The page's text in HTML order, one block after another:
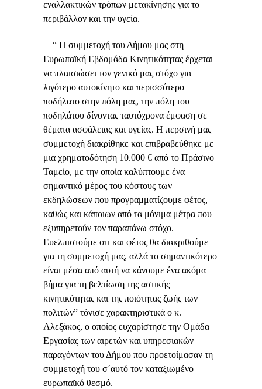
εναλλακτικών τρόπων μετακίνησης για το
περιβάλλον και την υγεία.
“ Η συμμετοχή του Δήμου μας στη
Ευρωπαϊκή Εβδομάδα Κινητικότητας έρχεται
να πλαισιώσει τον γενικό μας στόχο για
λιγότερο αυτοκίνητο και περισσότερο
ποδήλατο στην πόλη μας, την πόλη του
ποδηλάτου δίνοντας ταυτόχρονα έμφαση σε
θέματα ασφάλειας και υγείας. Η περσινή μας
συμμετοχή διακρίθηκε και επιβραβεύθηκε με
μια χρηματοδότηση 10.000 € από το Πράσινο
Ταμείο, με την οποία καλύπτουμε ένα
σημαντικό μέρος του κόστους των
εκδηλώσεων που προγραμματίζουμε φέτος,
καθώς και κάποιων από τα μόνιμα μέτρα που
εξυπηρετούν τον παραπάνω στόχο.
Ευελπιστούμε οτι και φέτος θα διακριθούμε
για τη συμμετοχή μας, αλλά το σημαντικότερο
είναι μέσα από αυτή να κάνουμε ένα ακόμα
βήμα για τη βελτίωση της αστικής
κινητικότητας και της ποιότητας ζωής των
πολιτών” τόνισε χαρακτηριστικά ο κ.
Αλεξάκος, ο οποίος ευχαρίστησε την Ομάδα
Εργασίας των αιρετών και υπηρεσιακών
παραγόντων του Δήμου που προετοίμασαν τη
συμμετοχή του σ΄αυτό τον καταξιωμένο
ευρωπαϊκό θεσμό.